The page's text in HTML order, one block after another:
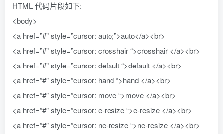
HTML 代码片段如下:
<body>
<a href=”#” style=”cursor: auto;”>auto</a><br>
<a href=”#” style=”cursor: crosshair “>crosshair </a><br>
<a href=”#” style=”cursor: default “>default </a><br>
<a href=”#” style=”cursor: hand “>hand </a><br>
<a href=”#” style=”cursor: move “>move </a><br>
<a href=”#” style=”cursor: e-resize “>e-resize </a><br>
<a href=”#” style=”cursor: ne-resize “>ne-resize </a><br>